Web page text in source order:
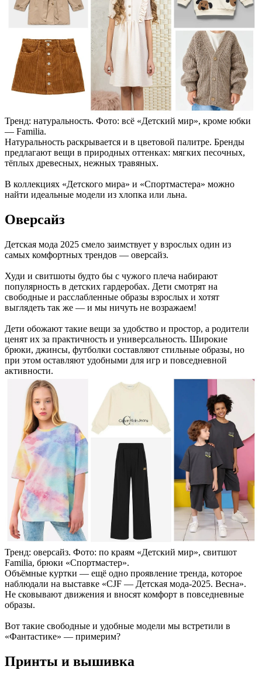
Тренд: натуральность. Фото: всё «Детский мир», кроме юбки
— Familia.
Натуральность раскрывается и в цветовой палитре. Бренды
предлагают вещи в природных оттенках: мягких песочных,
тёплых древесных, нежных травяных.
В коллекциях «Детского мира» и «Спортмастера» можно
найти идеальные модели из хлопка или льна.
Оверсайз
Детская мода 2025 смело заимствует у взрослых один из
самых комфортных трендов — оверсайз.
Худи и свитшоты будто бы с чужого плеча набирают
популярность в детских гардеробах. Дети смотрят на
свободные и расслабленные образы взрослых и хотят
выглядеть так же — и мы ничуть не возражаем!
Дети обожают такие вещи за удобство и простор, а родители
ценят их за практичность и универсальность. Широкие
брюки, джинсы, футболки составляют стильные образы, но
при этом оставляют удобными для игр и повседневной
активности.
Тренд: оверсайз. Фото: по краям «Детский мир», свитшот
Familia, брюки «Спортмастер».
Объёмные куртки — ещё одно проявление тренда, которое
наблюдали на выставке «CJF — Детская мода-2025. Весна».
Не сковывают движения и вносят комфорт в повседневные
образы.
Вот такие свободные и удобные модели мы встретили в
«Фантастике» — примерим?
Принты и вышивка